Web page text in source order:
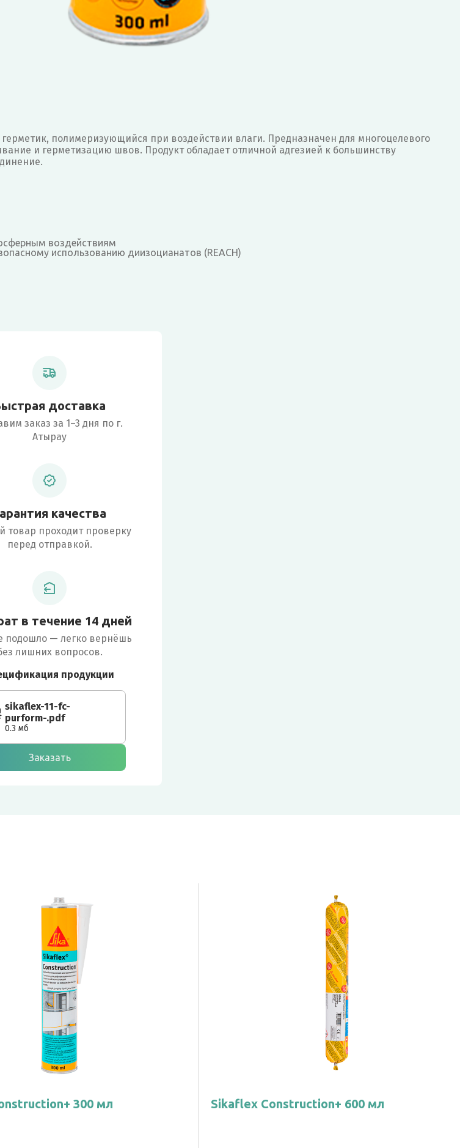
полимеризующийся при воздействии влаги. Предназначен для многоцелевого
и герметизацию швов. Продукт обладает отличной адгезией к большинству
воздействиям
использованию диизоцианатов (REACH)
доставка
заказ за 1–3 дня по г.
Атырау
качества
товар проходит проверку
перед отправкой.
в течение 14 дней
подошло — легко вернёшь
лишних вопросов.
продукции
sikaflex-11-fc-
purform-.pdf
0.3 мб
Заказать
300 мл Sikaflex Construction+ 600 мл